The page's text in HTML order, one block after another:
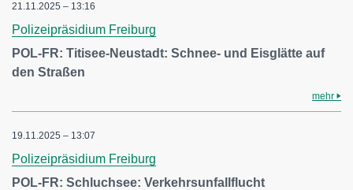
21.11.2025 – 13:16
Polizeipräsidium Freiburg
POL-FR: Titisee-Neustadt: Schnee- und Eisglätte auf
den Straßen
mehr
19.11.2025 – 13:07
Polizeipräsidium Freiburg
POL-FR: Schluchsee: Verkehrsunfallflucht